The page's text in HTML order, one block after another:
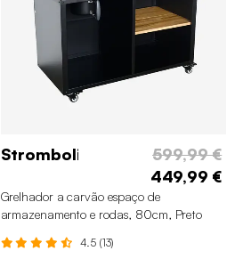
Stromboli
599,99 €
449,99 €
Grelhador a carvão espaço de
armazenamento e rodas, 80cm, Preto
4.5 (13)